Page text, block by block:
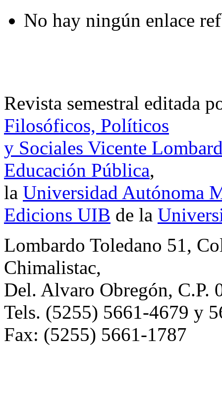
No hay ningún enlace
Revista semestral editada
Filosóficos, Políticos
y Sociales Vicente
Educación Pública,
la Universidad Autónoma
Edicions UIB de la
Lombardo Toledano 51,
Chimalistac,
Del. Alvaro Obregón, C.P.
Tels. (5255) 5661-4679 y
Fax: (5255) 5661-1787